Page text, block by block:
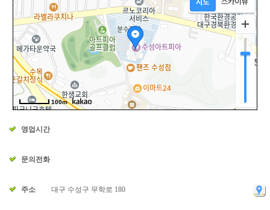
100m
영업시간
문의전화
주소 대구 수성구 무학로 180